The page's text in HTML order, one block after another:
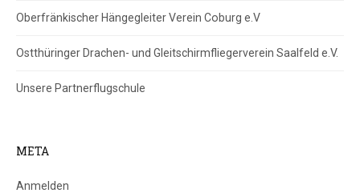
Oberfränkischer Hängegleiter Verein Coburg e.V
Ostthüringer Drachen- und Gleitschirmfliegerverein Saalfeld e.V.
Unsere Partnerflugschule
META
Anmelden